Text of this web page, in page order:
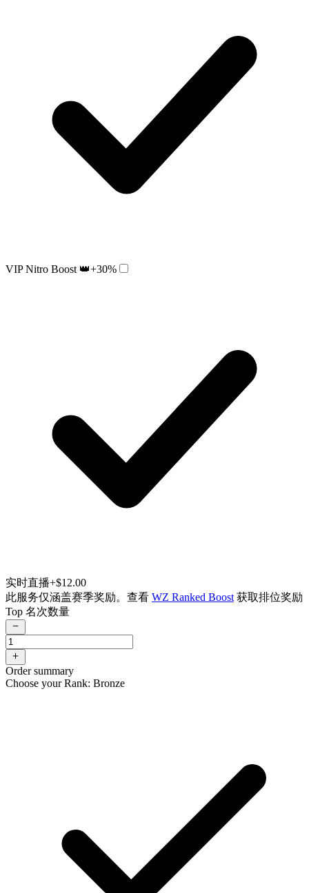
VIP Nitro Boost 👑+30%
实时直播+$12.00
此服务仅涵盖赛季奖励。查看 WZ Ranked Boost 获取排位奖励
Top 名次数量
Order summary
Choose your Rank: Bronze